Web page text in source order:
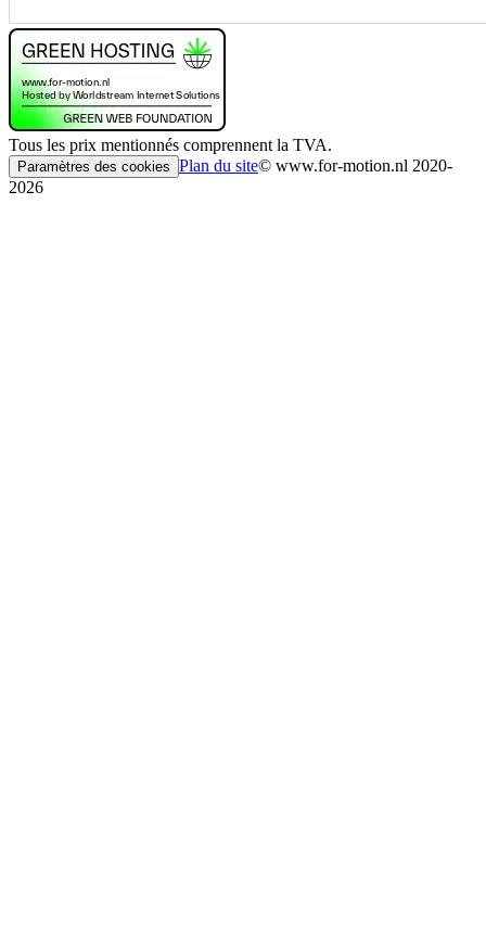
Tous les prix mentionnés comprennent la TVA.
Paramètres des cookies Plan du site© www.for-motion.nl 2020-
2026